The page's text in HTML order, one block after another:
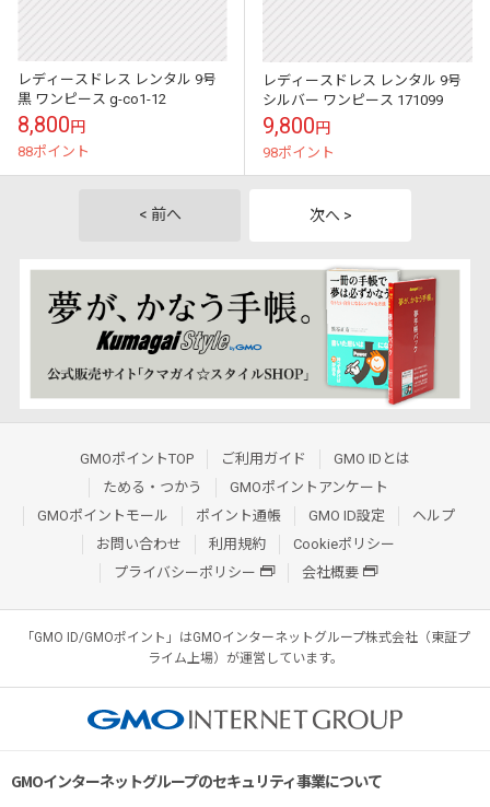
レディースドレス レンタル 9号
黒 ワンピース g-co1-12
8,800円
88ポイント
レディースドレス レンタル 9号
シルバー ワンピース 171099
9,800円
98ポイント
< 前へ 次へ >
GMOポイントTOP ご利用ガイド
GMO IDとは
ためる・つかう
GMOポイントアンケート
GMOポイントモール
ポイント通帳 GMO ID設定
ヘルプ
お問い合わせ
利用規約
Cookieポリシー
プライバシーポリシー
会社概要
「GMO ID/GMOポイント」はGMOインターネットグループ株式会社（東証プ
ライム上場）が運営しています。
GMOインターネットグループのセキュリティ事業について